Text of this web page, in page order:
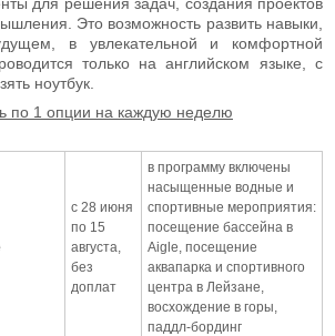
Это возможность развить навыки,
в увлекательной и комфортной
только на английском языке, с
ноутбук.
по 1 опции на каждую неделю
с 28 июня
по 15
августа,
без
доплат
в программу включены
насыщенные водные и
спортивные мероприятия:
посещение бассейна в
Aigle, посещение
аквапарка и спортивного
центра в Лейзане,
восхождение в горы,
паддл-бординг